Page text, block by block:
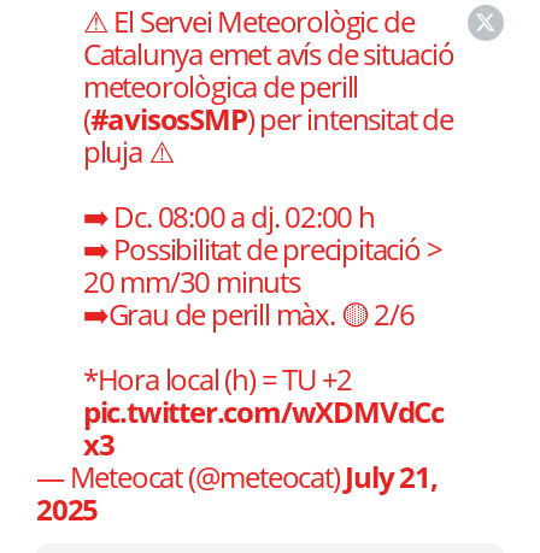
⚠ El Servei Meteorològic de
Catalunya emet avís de situació
meteorològica de perill
(#avisosSMP) per intensitat de
pluja ⚠️
➡️ Dc. 08:00 a dj. 02:00 h
➡️ Possibilitat de precipitació >
20 mm/30 minuts
➡️Grau de perill màx. 🟡 2/6
*Hora local (h) = TU +2
pic.twitter.com/wXDMVdCc
x3
— Meteocat (@meteocat)July 21,
2025